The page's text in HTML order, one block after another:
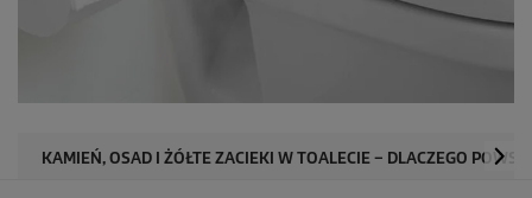
KAMIEŃ, OSAD I ŻÓŁTE ZACIEKI W TOALECIE – DLACZEGO